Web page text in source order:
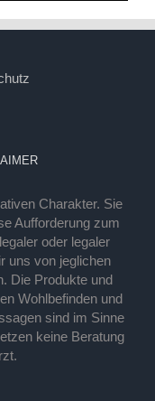
Charakter. Sie
Aufforderung zum
oder legaler
uns von jeglichen
Die Produkte und
Wohlbefinden und
sind im Sinne
keine Beratung